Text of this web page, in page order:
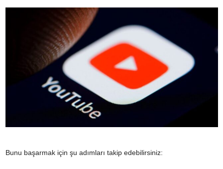
Bunu başarmak için şu adımları takip edebilirsiniz: